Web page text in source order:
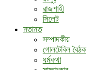
রাজশাহী
সিলেট
মতামত
সম্পাদকীয়
গোলটেবিল বৈঠক
ধর্মকথা